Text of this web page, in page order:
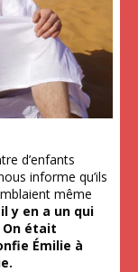
d’enfants
informe qu’ils
même
il y en a un qui
On était
Émilie à